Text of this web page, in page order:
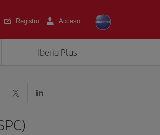
Registro Acceso
Iberia Plus